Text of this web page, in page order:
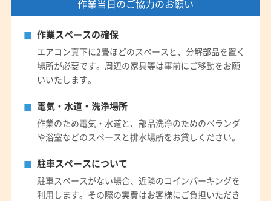
作業当日のご協力のお願い
作業スペースの確保
エアコン真下に2畳ほどのスペースと、分解部品を置く
場所が必要です。周辺の家具等は事前にご移動をお願
いいたします。
電気・水道・洗浄場所
作業のため電気・水道と、部品洗浄のためのベランダ
や浴室などのスペースと排水場所をお貸しください。
駐車スペースについて
駐車スペースがない場合、近隣のコインパーキングを
利用します。その際の実費はお客様にご負担いただき